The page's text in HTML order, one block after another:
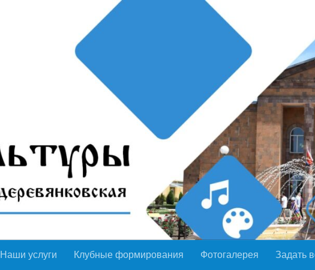
Наши услуги Клубные формирования Фотогалерея Задать